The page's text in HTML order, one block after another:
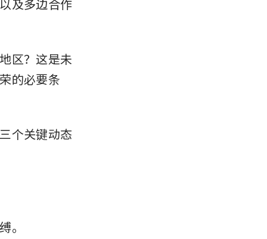
及多边合作
区？这是未
的必要条
个关键动态
。